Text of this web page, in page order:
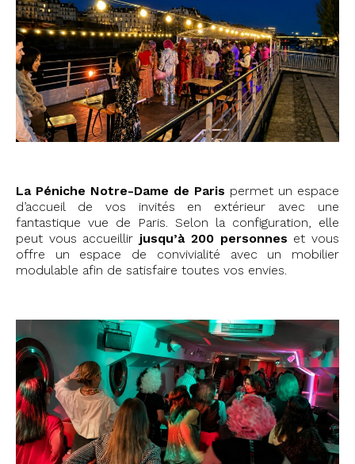
La Péniche Notre-Dame de Paris permet un espace
d’accueil de vos invités en extérieur avec une
fantastique vue de Paris. Selon la configuration, elle
peut vous accueillir jusqu’à 200 personnes et vous
offre un espace de convivialité avec un mobilier
modulable afin de satisfaire toutes vos envies.